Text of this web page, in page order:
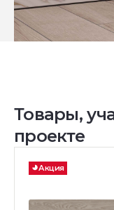
Товары,
проекте
Акция